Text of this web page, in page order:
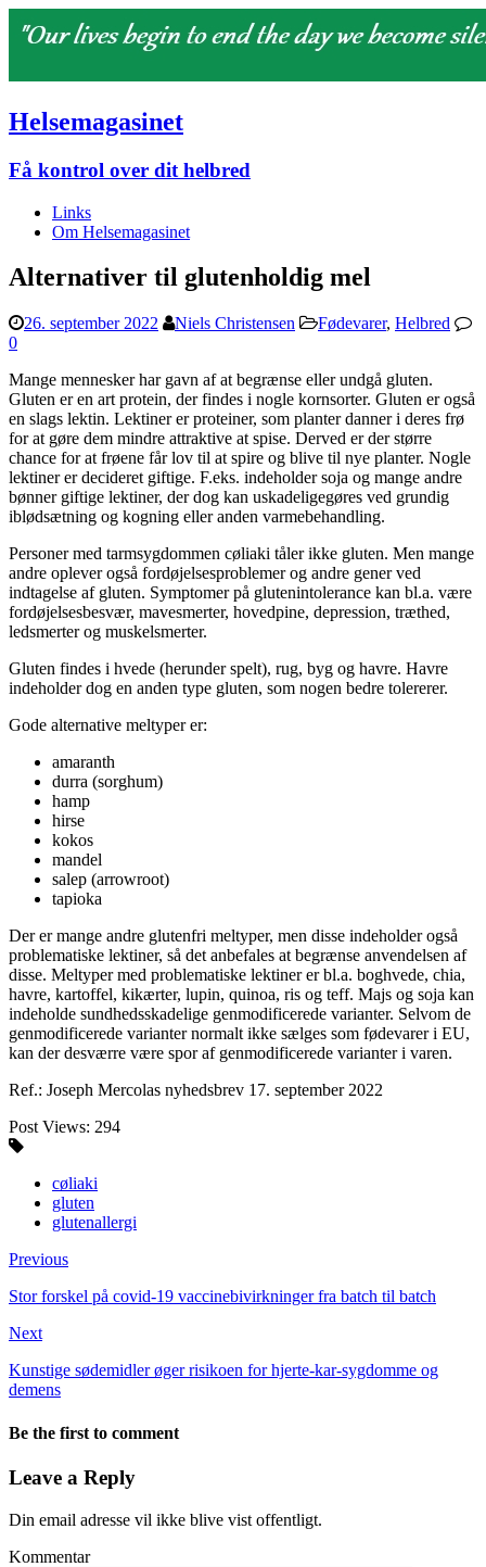
Helsemagasinet
Få kontrol over dit helbred
Links
Om Helsemagasinet
Alternativer til glutenholdig mel
26. september 2022 Niels Christensen Fødevarer, Helbred
0
Mange mennesker har gavn af at begrænse eller undgå gluten.
Gluten er en art protein, der findes i nogle kornsorter. Gluten er også
en slags lektin. Lektiner er proteiner, som planter danner i deres frø
for at gøre dem mindre attraktive at spise. Derved er der større
chance for at frøene får lov til at spire og blive til nye planter. Nogle
lektiner er decideret giftige. F.eks. indeholder soja og mange andre
bønner giftige lektiner, der dog kan uskadeligegøres ved grundig
iblødsætning og kogning eller anden varmebehandling.
Personer med tarmsygdommen cøliaki tåler ikke gluten. Men mange
andre oplever også fordøjelsesproblemer og andre gener ved
indtagelse af gluten. Symptomer på glutenintolerance kan bl.a. være
fordøjelsesbesvær, mavesmerter, hovedpine, depression, træthed,
ledsmerter og muskelsmerter.
Gluten findes i hvede (herunder spelt), rug, byg og havre. Havre
indeholder dog en anden type gluten, som nogen bedre tolererer.
Gode alternative meltyper er:
amaranth
durra (sorghum)
hamp
hirse
kokos
mandel
salep (arrowroot)
tapioka
Der er mange andre glutenfri meltyper, men disse indeholder også
problematiske lektiner, så det anbefales at begrænse anvendelsen af
disse. Meltyper med problematiske lektiner er bl.a. boghvede, chia,
havre, kartoffel, kikærter, lupin, quinoa, ris og teff. Majs og soja kan
indeholde sundhedsskadelige genmodificerede varianter. Selvom de
genmodificerede varianter normalt ikke sælges som fødevarer i EU,
kan der desværre være spor af genmodificerede varianter i varen.
Ref.: Joseph Mercolas nyhedsbrev 17. september 2022
Post Views: 294
cøliaki
gluten
glutenallergi
Previous
Stor forskel på covid-19 vaccinebivirkninger fra batch til batch
Next
Kunstige sødemidler øger risikoen for hjerte-kar-sygdomme og
demens
Be the first to comment
Leave a Reply
Din email adresse vil ikke blive vist offentligt.
Kommentar